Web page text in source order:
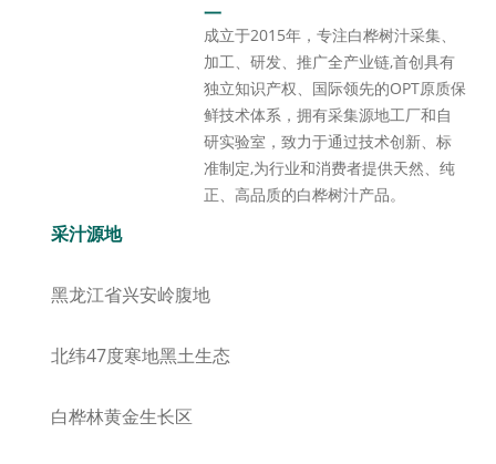
一
成立于2015年，专注白桦树汁采集、
加工、研发、推广全产业链,首创具有
独立知识产权、国际领先的OPT原质保
鲜技术体系，拥有采集源地工厂和自
研实验室，致力于通过技术创新、标
准制定,为行业和消费者提供天然、纯
正、高品质的白桦树汁产品。
采汁源地
黑龙江省兴安岭腹地
北纬47度寒地黑土生态
白桦林黄金生长区